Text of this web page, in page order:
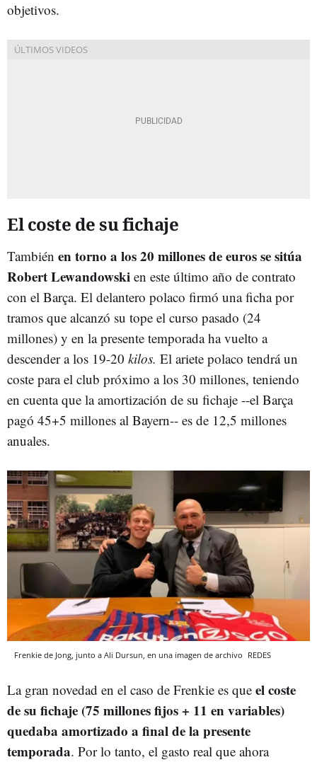
objetivos.
El coste de su fichaje
También en torno a los 20 millones de euros se sitúa
Robert Lewandowski en este último año de contrato
con el Barça. El delantero polaco firmó una ficha por
tramos que alcanzó su tope el curso pasado (24
millones) y en la presente temporada ha vuelto a
descender a los 19-20 kilos. El ariete polaco tendrá un
coste para el club próximo a los 30 millones, teniendo
en cuenta que la amortización de su fichaje --el Barça
pagó 45+5 millones al Bayern-- es de 12,5 millones
anuales.
Frenkie de Jong, junto a Ali Dursun, en una imagen de archivo REDES
La gran novedad en el caso de Frenkie es que el coste
de su fichaje (75 millones fijos + 11 en variables)
quedaba amortizado a final de la presente
temporada. Por lo tanto, el gasto real que ahora